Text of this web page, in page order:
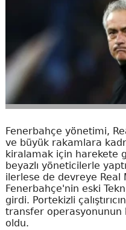
Fenerbahçe yönetimi,
ve büyük rakamlara
kiralamak için harekete
beyazlı yöneticilerle
ilerlese de devreye Real
Fenerbahçe'nin eski
girdi. Portekizli
transfer operasyonunun
oldu.